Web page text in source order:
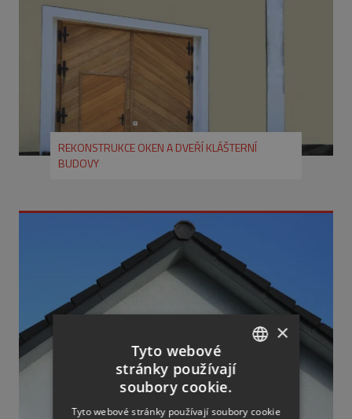
REKONSTRUKCE OKEN A DVEŘÍ KLÁŠTERNÍ
BUDOVY
×
Tyto webové
stránky používají
soubory cookie.
Tyto webové stránky používají soubory cookie